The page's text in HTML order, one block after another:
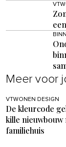
Meer voor
VTWONEN DESIGN
De kleurcode
kille nieuwbouw
familiehuis